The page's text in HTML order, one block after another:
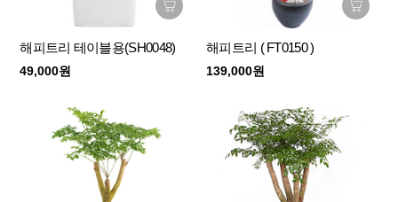
해피트리 테이블용(SH0048)
49,000원
해피트리 ( FT0150 )
139,000원